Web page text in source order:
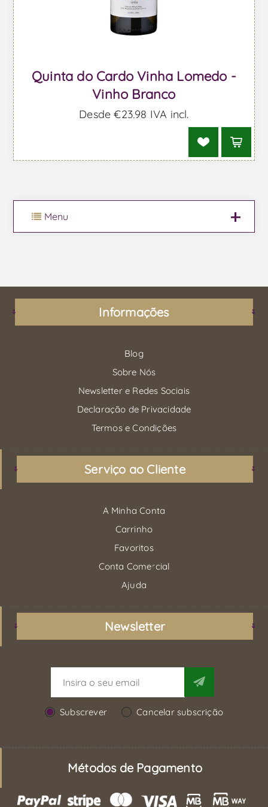
Quinta do Cardo Vinha Lomedo -
Vinho Branco
Desde €23,98 IVA incl.
Menu
Informações
Blog
Sobre Nós
Newsletter e Redes Sociais
Declaração de Privacidade
Termos e Condições
Serviço ao Cliente
A Minha Conta
Carrinho
Favoritos
Conta Comercial
Ajuda
Newsletter
Subscrever Cancelar subscrição
Métodos de Pagamento